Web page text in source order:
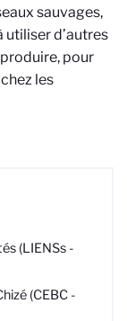
sauvages,
d’autres
pour
les
(LIENSs -
(CEBC -